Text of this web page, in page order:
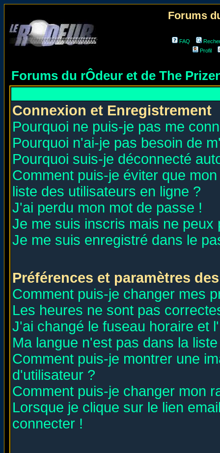
Forums
FAQ
Profil
Forums du rÔdeur et de The
Connexion et Enregistrement
Pourquoi ne puis-je pas me
Pourquoi n'ai-je pas besoin de
Pourquoi suis-je déconnecté
Comment puis-je éviter que
liste des utilisateurs en ligne ?
J'ai perdu mon mot de passe !
Je me suis inscris mais ne peux
Je me suis enregistré dans le
Préférences et paramètres
Comment puis-je changer mes
Les heures ne sont pas
J'ai changé le fuseau horaire et
Ma langue n'est pas dans la
Comment puis-je montrer une
d'utilisateur ?
Comment puis-je changer mon
Lorsque je clique sur le lien
connecter !